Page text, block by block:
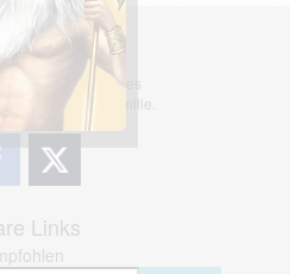
Bild teilen
Bild? Dann teile es
und deiner Familie.
Links